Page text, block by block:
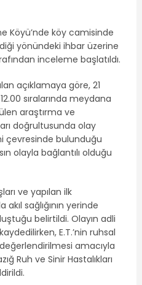
Köyü’nde köy camisinde
yönündeki ihbar üzerine
inceleme başlatıldı.
açıklamaya göre, 21
sıralarında meydana
araştırma ve
doğrultusunda olay
çevresinde bulunduğu
olayla bağlantılı olduğu
ve yapılan ilk
sağlığının yerinde
belirtildi. Olayın adli
E.T.’nin ruhsal
amacıyla
Ruh ve Sinir Hastalıkları